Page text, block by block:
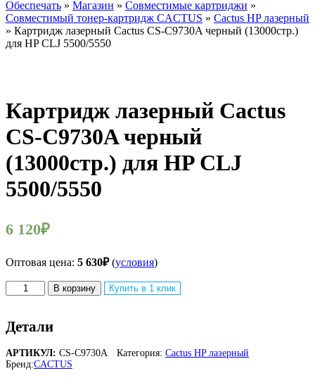
Обеспечать » Магазин » Совместимые картриджи »
Совместимый тонер-картридж CACTUS » Cactus HP лазерный
» Картридж лазерный Cactus CS-C9730A черный (13000стр.)
для HP CLJ 5500/5550
Картридж лазерный Cactus
CS-C9730A черный
(13000стр.) для HP CLJ
5500/5550
6 120₽
Оптовая цена: 5 630₽(условия)
Количество
товара
лазерный
Cactus
CS-
C9730A
В корзину Купить в 1 клик
Детали
АРТИКУЛ: CS-C9730A Категория: Cactus HP лазерный
Бренд:CACTUS